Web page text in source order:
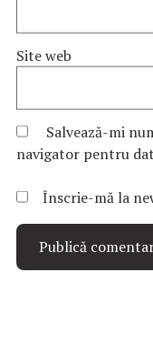
Site web
Salvează-mi
navigator pentru
Înscrie-mă la